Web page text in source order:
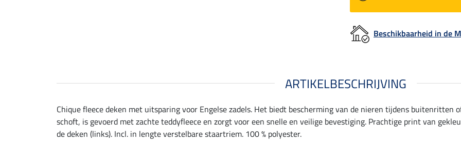
Beschikbaarheid in de
ARTIKELBESCHRIJVING
Chique fleece deken met uitsparing voor Engelse zadels. Het biedt bescherming van de nieren tijdens
schoft, is gevoerd met zachte teddyfleece en zorgt voor een snelle en veilige bevestiging. Prachtige print van
de deken (links). Incl. in lengte verstelbare staartriem. 100 % polyester.